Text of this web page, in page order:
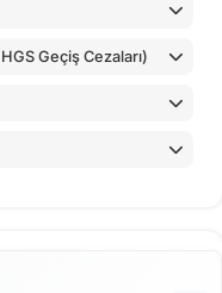
Geçiş Cezaları)